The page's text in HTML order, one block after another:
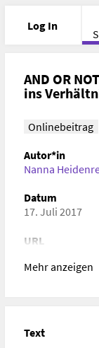
Log In
Portfolio
AND OR
ins
Onlinebeitrag
Autor*in
Nanna
Datum
17. Juli 2017
URL
Mehr anzeigen
Text